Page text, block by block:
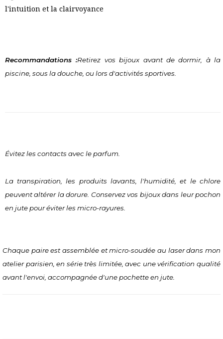
l'intuition et la clairvoyance
Recommandations :Retirez vos bijoux avant de dormir, à la
piscine, sous la douche, ou lors d'activités sportives.
Évitez les contacts avec le parfum.
La transpiration, les produits lavants, l'humidité, et le chlore
peuvent altérer la dorure. Conservez vos bijoux dans leur pochon
en jute pour éviter les micro-rayures.
Chaque paire est assemblée et micro-soudée au laser dans mon
atelier parisien, en série très limitée, avec une vérification qualité
avant l'envoi, accompagnée d'une pochette en jute.